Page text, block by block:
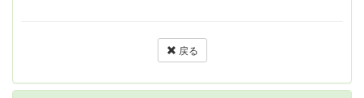
戻る